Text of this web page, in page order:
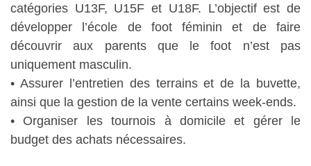
catégories U13F, U15F et U18F. L’objectif est de
développer l’école de foot féminin et de faire
découvrir aux parents que le foot n’est pas
uniquement masculin.
• Assurer l’entretien des terrains et de la buvette,
ainsi que la gestion de la vente certains week-ends.
• Organiser les tournois à domicile et gérer le
budget des achats nécessaires.